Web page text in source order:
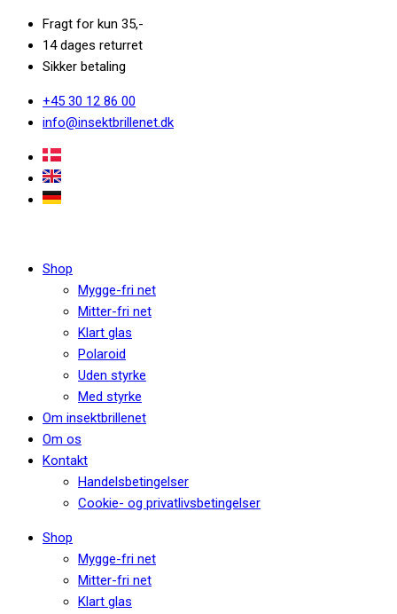
Fragt for kun 35,-
14 dages returret
Sikker betaling
+45 30 12 86 00
info@insektbrillenet.dk
Shop
Mygge-fri net
Mitter-fri net
Klart glas
Polaroid
Uden styrke
Med styrke
Om insektbrillenet
Om os
Kontakt
Handelsbetingelser
Cookie- og privatlivsbetingelser
Shop
Mygge-fri net
Mitter-fri net
Klart glas